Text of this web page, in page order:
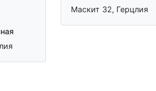
Маскит 32, Герцлия